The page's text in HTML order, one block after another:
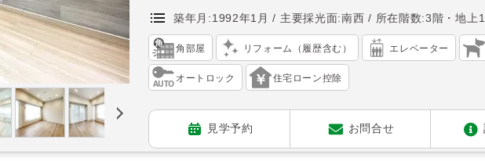
築年月:1992年1月 主要採光面:南西 所在階数:3階・地上
角部屋 リフォーム（履歴含む） エレベーター
オートロック 住宅ローン控除
見学予約 お問合せ